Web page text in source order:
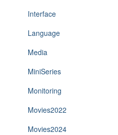
Interface
Language
Media
MiniSeries
Monitoring
Movies2022
Movies2024